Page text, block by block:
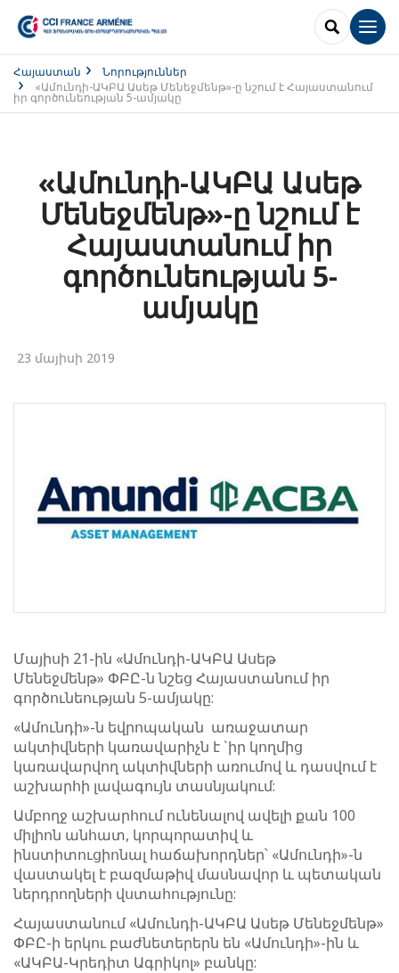
SEARCH
Հայաստան
Նորություններ
«Ամունդի-ԱԿԲԱ Ասեթ Մենեջմենթ»-ը նշում է Հայաստանում
իր գործունեության 5-ամյակը
«Ամունդի-ԱԿԲԱ Ասեթ
Մենեջմենթ»-ը նշում է
Հայաստանում իր
գործունեության 5-
ամյակը
23 մայիսի 2019
Մայիսի 21-ին «Ամունդի-ԱԿԲԱ Ասեթ
Մենեջմենթ» ՓԲԸ-ն նշեց Հայաստանում իր
գործունեության 5-ամյակը:
«Ամունդի»-ն եվրոպական առաջատար
ակտիվների կառավարիչն է `իր կողմից
կառավարվող ակտիվների առումով և դասվում է
աշխարհի լավագույն տասնյակում:
Ամբողջ աշխարհում ունենալով ավելի քան 100
միլիոն անհատ, կորպորատիվ և
ինստիտուցիոնալ հաճախորդներ՝ «Ամունդի»-ն
վաստակել է բազմաթիվ մասնավոր և պետական ​​
ներդրողների վստահությունը:
Հայաստանում «Ամունդի-ԱԿԲԱ Ասեթ Մենեջմենթ»
ՓԲԸ-ի երկու բաժնետերերն են «Ամունդի»-ին և
«ԱԿԲԱ-Կրեդիտ Ագրիկոլ» բանկը: